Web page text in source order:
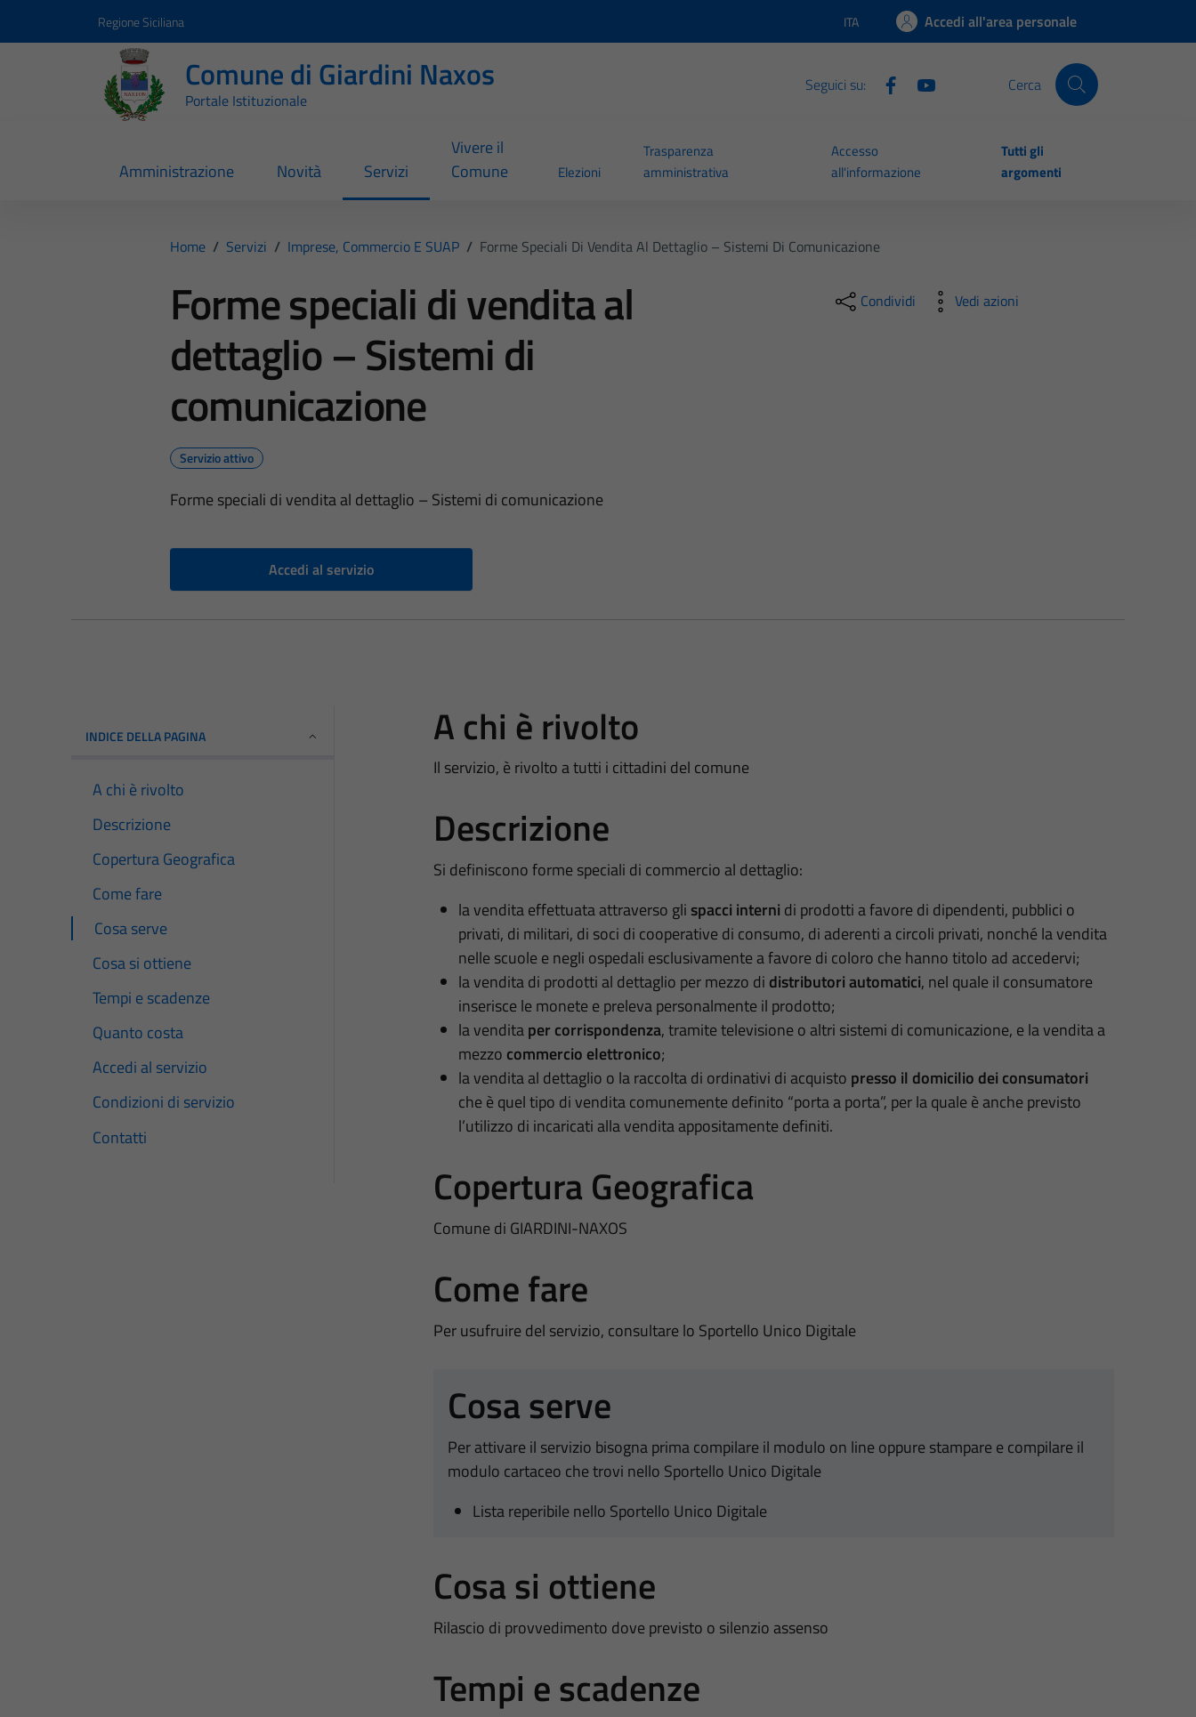
Regione Siciliana Lingua attiva:
ITA Accedi all'area personale
Comune di Giardini Naxos
Portale Istituzionale
Seguici su: Cerca
Amministrazione Novità Servizi
Vivere il
Comune
Elezioni
Trasparenza
amministrativa
Accesso
all'informazione
Tutti gli
argomenti
Home / Servizi / Imprese, Commercio E SUAP / Forme Speciali Di Vendita Al Dettaglio – Sistemi Di Comunicazione
Forme speciali di vendita al
dettaglio – Sistemi di
comunicazione
Servizio attivo
Forme speciali di vendita al dettaglio – Sistemi di comunicazione
Accedi al servizio
Condividi Vedi azioni
INDICE DELLA PAGINA
A chi è rivolto
Descrizione
Copertura Geografica
Come fare
Cosa serve
Cosa si ottiene
Tempi e scadenze
Quanto costa
Accedi al servizio
Condizioni di servizio
Contatti
A chi è rivolto
Il servizio, è rivolto a tutti i cittadini del comune
Descrizione
Si definiscono forme speciali di commercio al dettaglio:
la vendita effettuata attraverso gli spacci interni di prodotti a favore di dipendenti, pubblici o
privati, di militari, di soci di cooperative di consumo, di aderenti a circoli privati, nonché la vendita
nelle scuole e negli ospedali esclusivamente a favore di coloro che hanno titolo ad accedervi;
la vendita di prodotti al dettaglio per mezzo di distributori automatici, nel quale il consumatore
inserisce le monete e preleva personalmente il prodotto;
la venditaper corrispondenza, tramite televisione o altri sistemi di comunicazione, e la vendita a
mezzo commercio elettronico;
la vendita al dettaglio o la raccolta di ordinativi di acquisto presso il domicilio dei consumatori
che è quel tipo di vendita comunemente definito “porta a porta”, per la quale è anche previsto
l’utilizzo di incaricati alla vendita appositamente definiti.
Copertura Geografica
Comune di GIARDINI-NAXOS
Come fare
Per usufruire del servizio, consultare lo Sportello Unico Digitale
Cosa serve
Per attivare il servizio bisogna prima compilare il modulo on line oppure stampare e compilare il
modulo cartaceo che trovi nello Sportello Unico Digitale
Lista reperibile nello Sportello Unico Digitale
Cosa si ottiene
Rilascio di provvedimento dove previsto o silenzio assenso
Tempi e scadenze